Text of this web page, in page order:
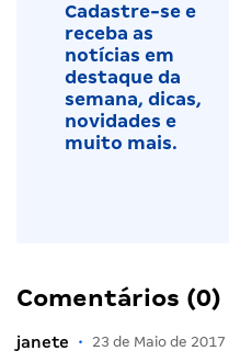
Cadastre-se e
receba as
notícias em
destaque da
semana, dicas,
novidades e
muito mais.
Comentários (0)
janete • 23 de Maio de 2017